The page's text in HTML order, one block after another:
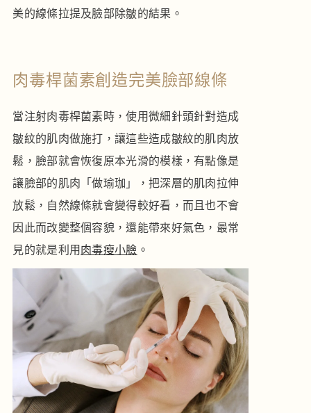
美的線條拉提及臉部除皺的結果。
肉毒桿菌素創造完美臉部線條
當注射肉毒桿菌素時，使用微細針頭針對造成
皺紋的肌肉做施打，讓這些造成皺紋的肌肉放
鬆，臉部就會恢復原本光滑的模樣，有點像是
讓臉部的肌肉「做瑜珈」，把深層的肌肉拉伸
放鬆，自然線條就會變得較好看，而且也不會
因此而改變整個容貌，還能帶來好氣色，最常
見的就是利用 肉毒瘦小臉 。